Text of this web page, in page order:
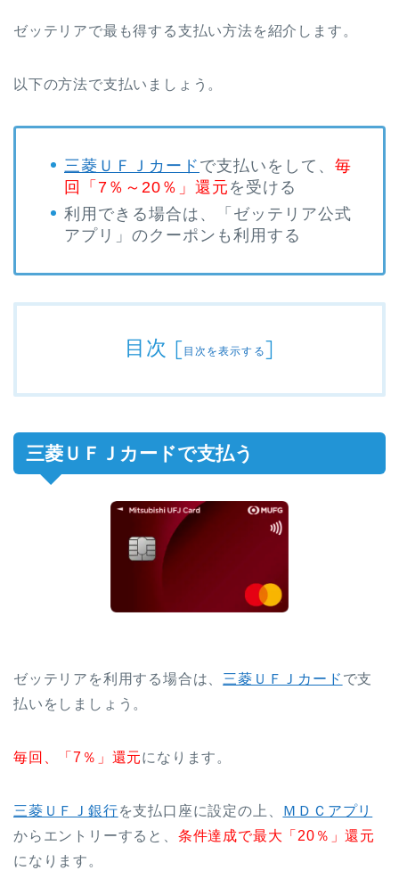
ゼッテリアで最も得する支払い方法を紹介します。
以下の方法で支払いましょう。
三菱ＵＦＪカード で支払いをして、 毎
回「7％～20％」還元 を受ける
利用できる場合は、「ゼッテリア公式
アプリ」のクーポンも利用する
目次 [目次を表示する]
三菱ＵＦＪカードで支払う
ゼッテリアを利用する場合は、 三菱ＵＦＪカード で支
払いをしましょう。
毎回、「7％」還元になります。
三菱ＵＦＪ銀行を支払口座に設定の上、 ＭＤＣアプリ
からエントリーすると、 条件達成で最大「20％」還元
になります。